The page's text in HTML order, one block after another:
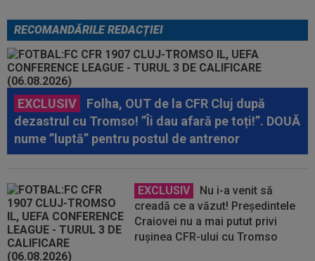
RECOMANDĂRILE REDACȚIEI
EXCLUSIV
Folha, OUT de la CFR Cluj după
dezastrul cu Tromso! ”Îi dau afară pe toți!”. DOUĂ
nume ”luptă” pentru postul de antrenor
EXCLUSIV
Nu i-a venit să
creadă ce a văzut! Președintele
Craiovei nu a mai putut privi
rușinea CFR-ului cu Tromso